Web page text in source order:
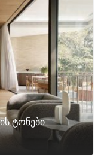
ტონები